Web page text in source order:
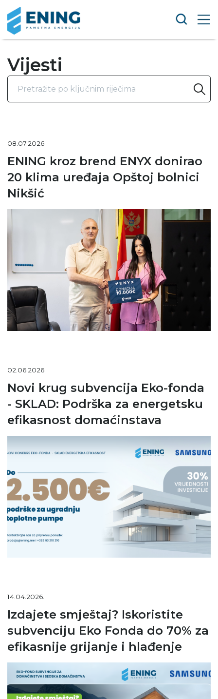
Vijesti
08.07.2026.
ENING kroz brend ENYX donirao
20 klima uređaja Opštoj bolnici
Nikšić
02.06.2026.
Novi krug subvencija Eko-fonda
- SKLAD: Podrška za energetsku
efikasnost domaćinstava
14.04.2026.
Izdajete smještaj? Iskoristite
subvenciju Eko Fonda do 70% za
efikasnije grijanje i hlađenje